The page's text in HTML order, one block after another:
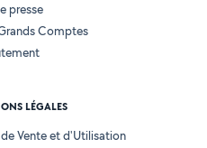
presse
Comptes
LÉGALES
Vente et d'Utilisation